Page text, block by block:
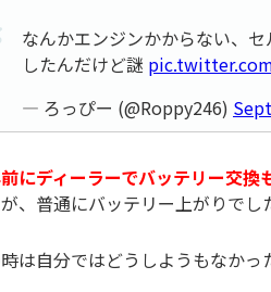
なんかエンジンかからない、
したんだけど謎
— ろっぴー (@Roppy246)
にディーラーでバッテリー交換
、普通にバッテリー上がりでし
は自分ではどうしようもなかっ